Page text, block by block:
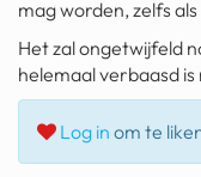
it really whips the
ass
chinese automerken
boring phone
mag worden, zelfs
Het zal ongetwijfeld
helemaal verbaasd
Log in om te